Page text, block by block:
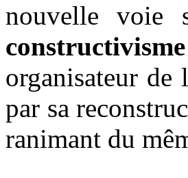
nouvelle voie
organisateur
par sa
ranimant du